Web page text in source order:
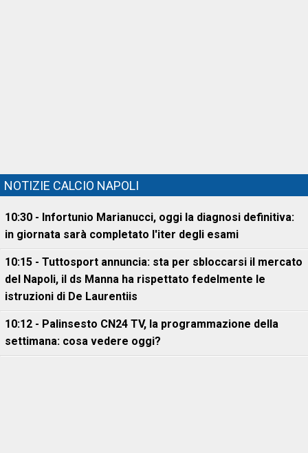
NOTIZIE CALCIO NAPOLI
10:30 - Infortunio Marianucci, oggi la diagnosi definitiva:
in giornata sarà completato l'iter degli esami
10:15 - Tuttosport annuncia: sta per sbloccarsi il mercato
del Napoli, il ds Manna ha rispettato fedelmente le
istruzioni di De Laurentiis
10:12 - Palinsesto CN24 TV, la programmazione della
settimana: cosa vedere oggi?